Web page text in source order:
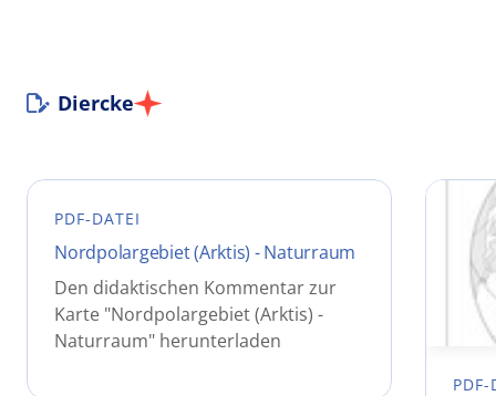
Diercke
PDF-DATEI
Nordpolargebiet (Arktis) - Naturraum
Den didaktischen Kommentar zur
Karte "Nordpolargebiet (Arktis) -
Naturraum" herunterladen
PDF-